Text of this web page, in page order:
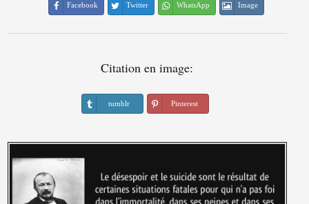
Facebook Twitter WhatsApp Image
Citation en image:
tumblr Pinterest